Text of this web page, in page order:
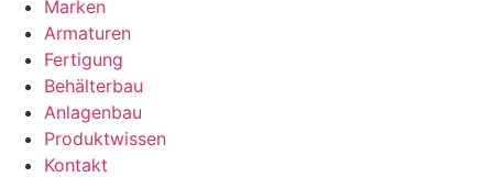
Marken
Armaturen
Fertigung
Behälterbau
Anlagenbau
Produktwissen
Kontakt